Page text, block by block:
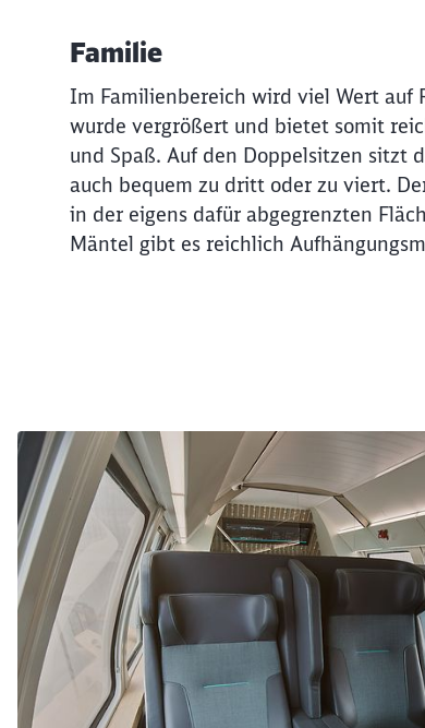
Familie
Im Familienbereich wird viel Wert auf
wurde vergrößert und bietet somit
und Spaß. Auf den Doppelsitzen sitzt
auch bequem zu dritt oder zu viert.
in der eigens dafür abgegrenzten
Mäntel gibt es reichlich